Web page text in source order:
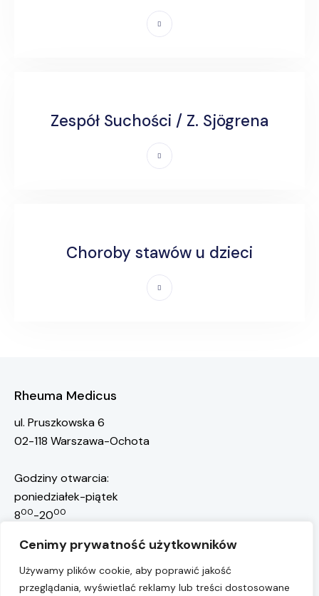
Cenimy prywatność użytkowników
Używamy plików cookie, aby poprawić jakość
przeglądania, wyświetlać reklamy lub treści dostosowane
Zespół Suchości / Z. Sjögrena
Choroby stawów u dzieci
Rheuma Medicus
ul. Pruszkowska 6
02-118 Warszawa-Ochota
Godziny otwarcia:
poniedziałek-piątek
800-2000
rejestracja@rheuma-medicus.pl
Rejestracja pacjentów:668 117 301
Przychodnia:22 10 10 755